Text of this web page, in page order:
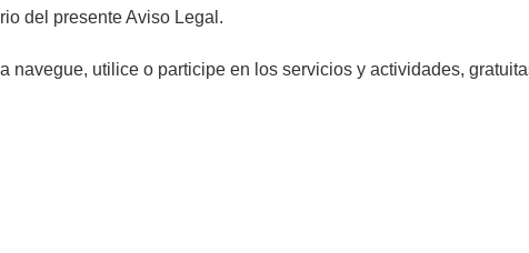
del presente Aviso Legal.
utilice o participe en los servicios y actividades,